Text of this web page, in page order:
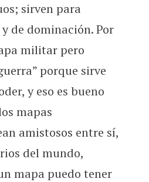
sirven para
de dominación. Por
militar pero
porque sirve
y eso es bueno
mapas
amistosos entre sí,
del mundo,
mapa puedo tener